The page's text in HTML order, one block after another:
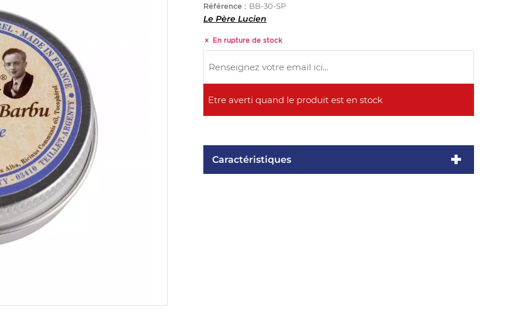
Référence : BB-30-SP
Le Père Lucien
En rupture de stock
Caractéristiques